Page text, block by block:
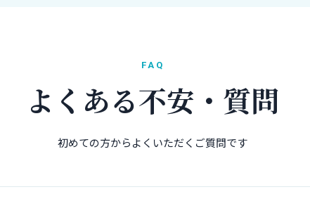
FAQ
よくある不安・質問
初めての方からよくいただくご質問です